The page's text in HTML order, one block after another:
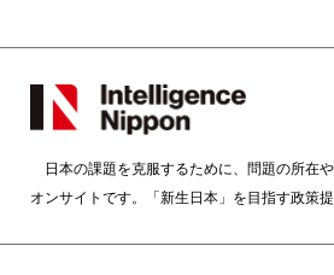
日本の課題を克服するために、問題の所在
オンサイトです。「新生日本」を目指す政策提